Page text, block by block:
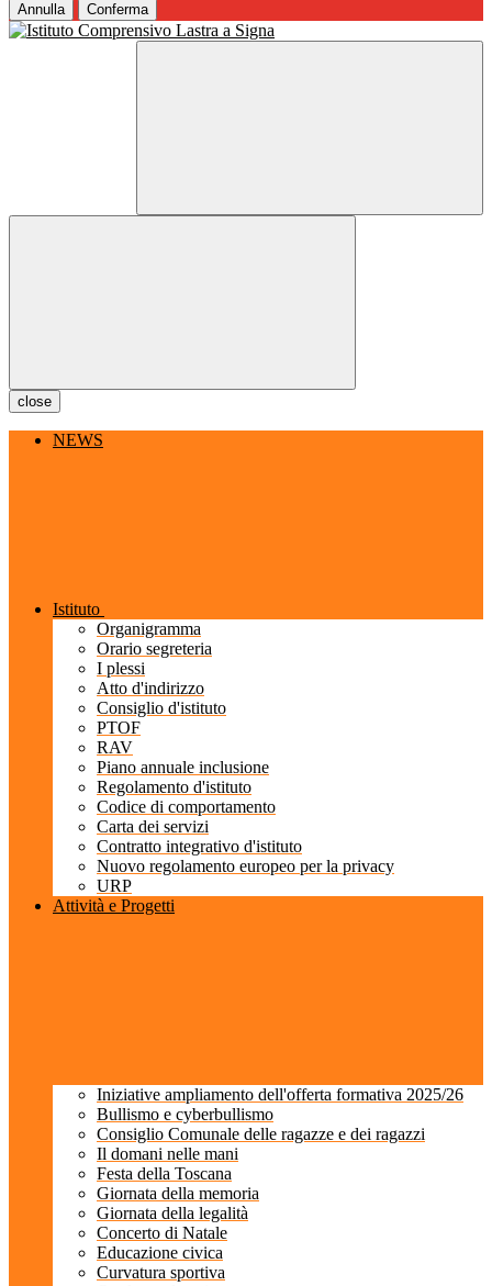
Annulla Conferma
close
NEWS
Istituto
Organigramma
Orario segreteria
I plessi
Atto d'indirizzo
Consiglio d'istituto
PTOF
RAV
Piano annuale inclusione
Regolamento d'istituto
Codice di comportamento
Carta dei servizi
Contratto integrativo d'istituto
Nuovo regolamento europeo per la privacy
URP
Attività e Progetti
Iniziative ampliamento dell'offerta formativa 2025/26
Bullismo e cyberbullismo
Consiglio Comunale delle ragazze e dei ragazzi
Il domani nelle mani
Festa della Toscana
Giornata della memoria
Giornata della legalità
Concerto di Natale
Educazione civica
Curvatura sportiva